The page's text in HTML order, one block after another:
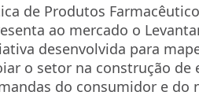
de Produtos
ao mercado o
desenvolvida para
o setor na construção de
do consumidor e do